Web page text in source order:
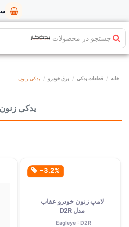
جستجو در محصولات
خانه قطعات یدکی برق خودرو یدکی زنون
یدکی زنون
‎−3.2%
لامپ زنون خودرو عقاب
مدل D2R
Eagleye : D2R